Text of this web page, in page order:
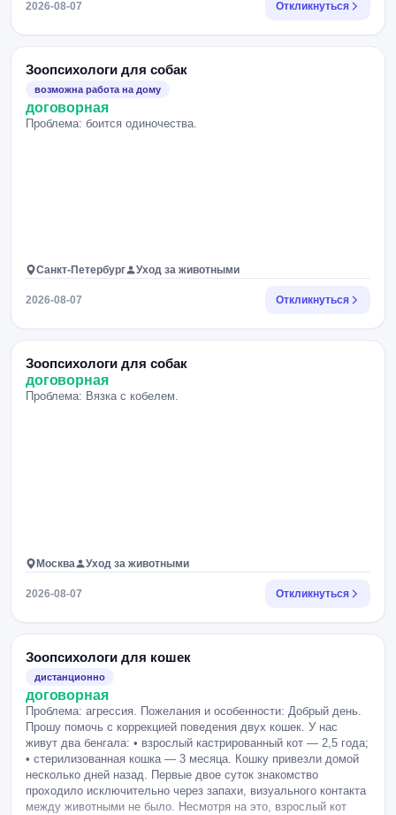
2026-08-07 Откликнуться
Зоопсихологи для собак
возможна работа на дому
договорная
Проблема: боится одиночества.
Санкт-Петербург Уход за животными
2026-08-07 Откликнуться
Зоопсихологи для собак
договорная
Проблема: Вязка с кобелем.
Москва Уход за животными
2026-08-07 Откликнуться
Зоопсихологи для кошек
дистанционно
договорная
Проблема: агрессия. Пожелания и особенности: Добрый день.
Прошу помочь с коррекцией поведения двух кошек. У нас
живут два бенгала: • взрослый кастрированный кот — 2,5 года;
• стерилизованная кошка — 3 месяца. Кошку привезли домой
несколько дней назад. Первые двое суток знакомство
проходило исключительно через запахи, визуального контакта
между животными не было. Несмотря на это, взрослый кот